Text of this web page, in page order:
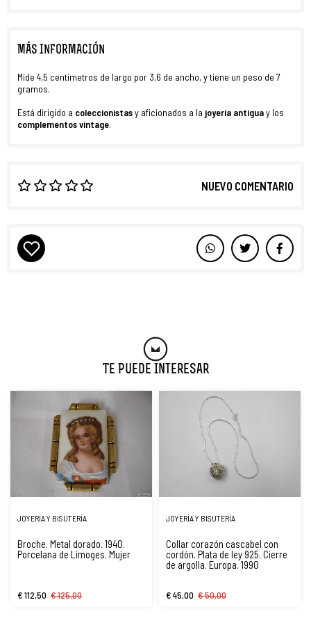
MÁS INFORMACIÓN
Mide 4,5 centímetros de largo por 3,6 de ancho, y tiene un peso de 7
gramos.
Está dirigido a coleccionistasy aficionados a la joyería antiguay los
complementosvintage.
NUEVO COMENTARIO
Te Puede Interesar
JOYERÍA Y BISUTERÍA
Broche. Metal dorado. 1940.
Porcelana de Limoges. Mujer
€ 112,50 € 125,00
JOYERÍA Y BISUTERÍA
Collar corazón cascabel con
cordón. Plata de ley 925. Cierre
de argolla. Europa. 1990
€ 45,00 € 50,00